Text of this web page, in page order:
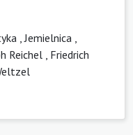
,Jemielnica
Reichel Friedrich